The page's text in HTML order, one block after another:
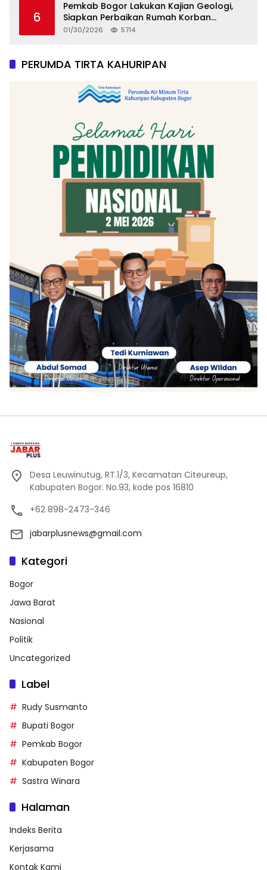
6
Pemkab Bogor Lakukan Kajian Geologi,
Siapkan Perbaikan Rumah Korban
Pergeseran Tanah
01/30/2026 5714
PERUMDA TIRTA KAHURIPAN
Desa Leuwinutug, RT.1/3, Kecamatan Citeureup,
Kabupaten Bogor. No.93, kode pos 16810
+62 898-2473-346
jabarplusnews@gmail.com
Kategori
Bogor
Jawa Barat
Nasional
Politik
Uncategorized
Label
Rudy Susmanto
Bupati Bogor
Pemkab Bogor
Kabupaten Bogor
Sastra Winara
Halaman
Indeks Berita
Kerjasama
Kontak Kami